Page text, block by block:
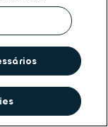
sociais e
a
da
à retirada